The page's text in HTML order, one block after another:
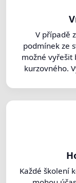
V případě
podmínek ze
možné vyřešit
kurzovného.
Každé školení